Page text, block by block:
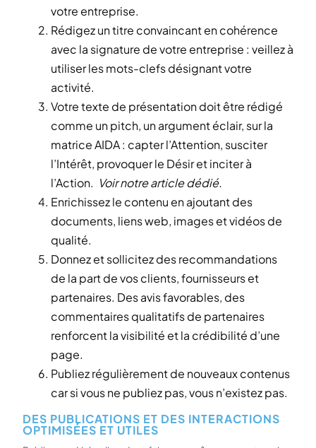
votre entreprise.
Rédigez un titre convaincant en cohérence
avec la signature de votre entreprise : veillez à
utiliser les mots-clefs désignant votre
activité.
Votre texte de présentation doit être rédigé
comme un pitch, un argument éclair, sur la
matrice AIDA : capter l’Attention, susciter
l’Intérêt, provoquer le Désir et inciter à
l’Action. Voir notre article dédié.
Enrichissez le contenu en ajoutant des
documents, liens web, images et vidéos de
qualité.
Donnez et sollicitez des recommandations
de la part de vos clients, fournisseurs et
partenaires. Des avis favorables, des
commentaires qualitatifs de partenaires
renforcent la visibilité et la crédibilité d’une
page.
Publiez régulièrement de nouveaux contenus
car si vous ne publiez pas, vous n’existez pas.
DES PUBLICATIONS ET DES INTERACTIONS
OPTIMISÉES ET UTILES